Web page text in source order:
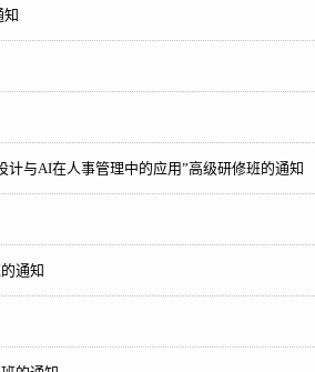
与AI在人事管理中的应用”高级研修班的通知
通知